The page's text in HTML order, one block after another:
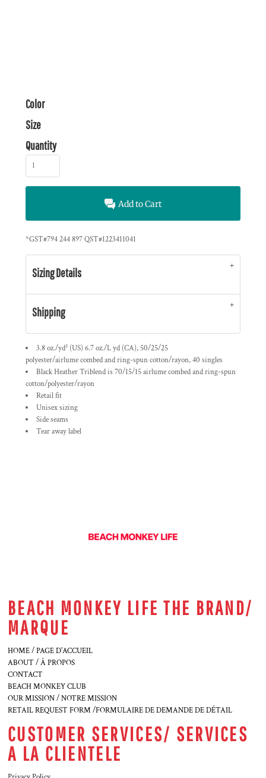
Color
Size
Quantity
Add to Cart
*GST#794 244 897 QST#1223411041
Sizing Details
Shipping
3.8 oz./yd² (US) 6.7 oz./L yd (CA), 50/25/25
polyester/airlumecombed and ring-spun cotton/rayon, 40 singles
Black Heather Triblend is 70/15/15airlumecombed and ring-spun
cotton/polyester/rayon
Retail fit
Unisex sizing
Side seams
Tear away label
BEACH MONKEY LIFE THE BRAND/
MARQUE
HOME / PAGE D'ACCUEIL
ABOUT / À PROPOS
CONTACT
BEACH MONKEY CLUB
OUR MISSION / NOTRE MISSION
RETAIL REQUEST FORM /FORMULAIRE DE DEMANDE DE DÉTAIL
CUSTOMER SERVICES/ SERVICES
A LA CLIENTELE